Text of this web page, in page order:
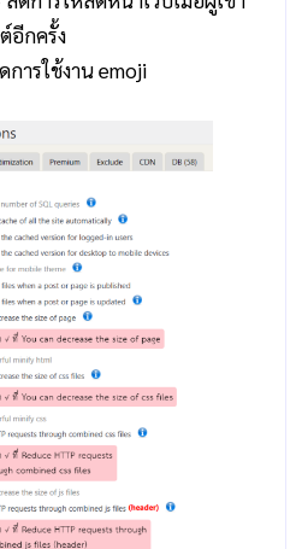
อีกครั้ง
การใช้งาน emoji